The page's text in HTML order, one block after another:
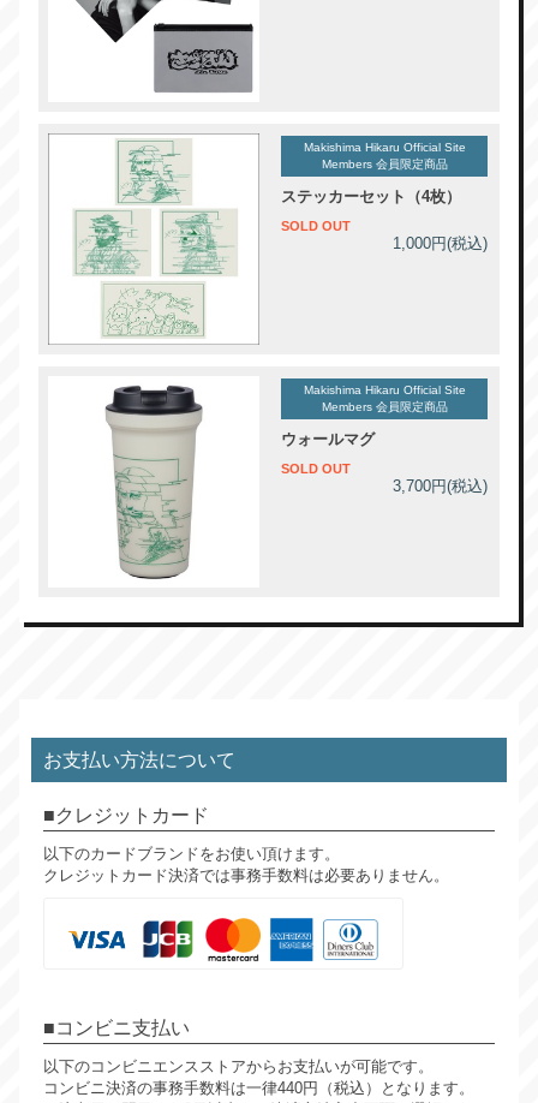
Makishima Hikaru Official Site
Members 会員限定商品
ステッカーセット（4枚）
SOLD OUT
1,000円(税込)
Makishima Hikaru Official Site
Members 会員限定商品
ウォールマグ
SOLD OUT
3,700円(税込)
お支払い方法について
クレジットカード
以下のカードブランドをお使い頂けます。
クレジットカード決済では事務手数料は必要ありません。
コンビニ支払い
以下のコンビニエンスストアからお支払いが可能です。
コンビニ決済の事務手数料は一律440円（税込）となります。